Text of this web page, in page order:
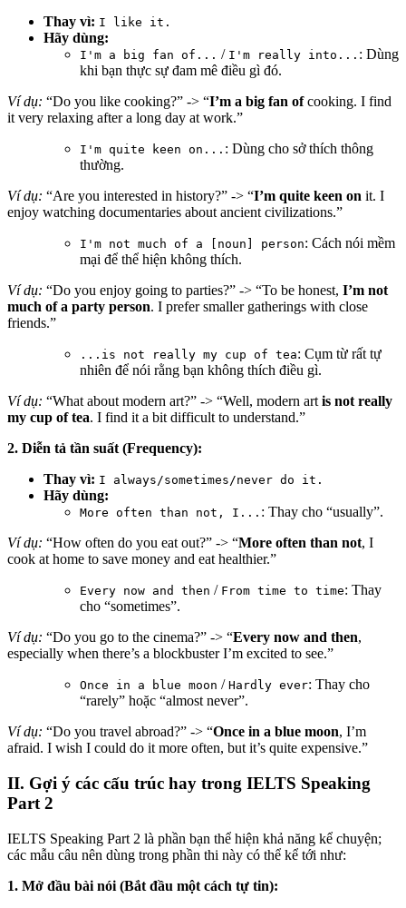
Thay vì: I like it.
Hãy dùng:
I'm a big fan of... / I'm really into... : Dùng
khi bạn thực sự đam mê điều gì đó.
Ví dụ: “Do you like cooking?” -> “I’m a big fan ofcooking. I find
it very relaxing after a long day at work.”
I'm quite keen on... : Dùng cho sở thích thông
thường.
Ví dụ: “Are you interested in history?” -> “I’m quite keen on it. I
enjoy watching documentaries about ancient civilizations.”
I'm not much of a [noun] person: Cách nói mềm
mại để thể hiện không thích.
Ví dụ: “Do you enjoy going to parties?” -> “To be honest, I’m not
much of a party person. I prefer smaller gatherings with close
friends.”
...is not really my cup of tea: Cụm từ rất tự
nhiên để nói rằng bạn không thích điều gì.
Ví dụ: “What about modern art?” -> “Well, modern artis not really
my cup of tea. I find it a bit difficult to understand.”
2. Diễn tả tần suất (Frequency):
Thay vì: I always/sometimes/never do it.
Hãy dùng:
More often than not, I... : Thay cho “usually”.
Ví dụ: “How often do you eat out?” -> “More often than not, I
cook at home to save money and eat healthier.”
Every now and then / From time to time: Thay
cho “sometimes”.
Ví dụ: “Do you go to the cinema?” -> “Every now and then,
especially when there’s a blockbuster I’m excited to see.”
Once in a blue moon / Hardly ever: Thay cho
“rarely” hoặc “almost never”.
Ví dụ: “Do you travel abroad?” -> “Once in a blue moon, I’m
afraid. I wish I could do it more often, but it’s quite expensive.”
II. Gợi ý các cấu trúc hay trong IELTS Speaking
Part 2
IELTS Speaking Part 2 là phần bạn thể hiện khả năng kể chuyện;
các mẫu câu nên dùng trong phần thi này có thể kể tới như:
1. Mở đầu bài nói (Bắt đầu một cách tự tin):